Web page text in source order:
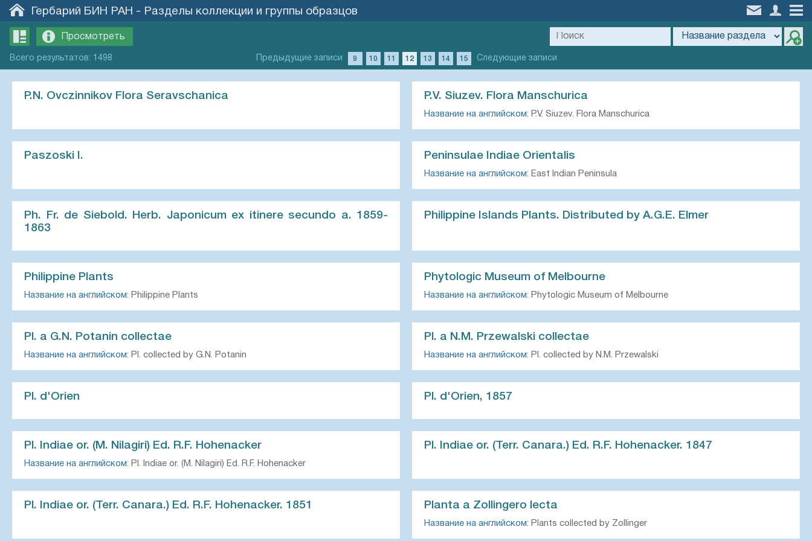
Гербарий БИН РАН - Разделы коллекции и группы образцов
Просмотреть
Всего результатов: 1498 Предыдущие записи 9 10 11 12 13 14 15 Следующие записи
P.N. Ovczinnikov Flora Seravschanica P.V. Siuzev. Flora Manschurica
Название на английском: P.V. Siuzev. Flora Manschurica
Paszoski I. Peninsulae Indiae Orientalis
Название на английском: East Indian Peninsula
Ph. Fr. de Siebold. Herb. Japonicum ex itinere secundo a. 1859-
1863
Philippine Islands Plants. Distributed by A.G.E. Elmer
Philippine Plants
Название на английском: Philippine Plants
Phytologic Museum of Melbourne
Название на английском: Phytologic Museum of Melbourne
Pl. a G.N. Potanin collectae
Название на английском: Pl. collected by G.N. Potanin
Pl. a N.M. Przewalski collectae
Название на английском: Pl. collected by N.M. Przewalski
Pl. d'Orien Pl. d'Orien, 1857
Pl. Indiae or. (M. Nilagiri) Ed. R.F. Hohenacker
Название на английском: Pl. Indiae or. (M. Nilagiri) Ed. R.F. Hohenacker
Pl. Indiae or. (Terr. Canara.) Ed. R.F. Hohenacker. 1847
Pl. Indiae or. (Terr. Canara.) Ed. R.F. Hohenacker. 1851 Planta a Zollingero lecta
Название на английском: Plants collected by Zollinger